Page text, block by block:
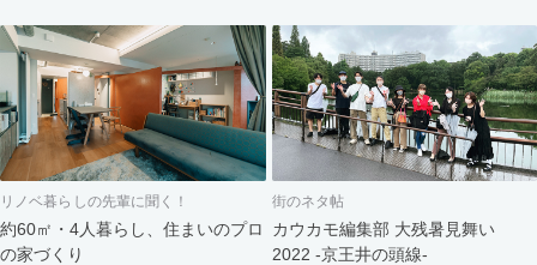
リノベ暮らしの先輩に聞く！
約60㎡・4人暮らし、住まいのプロ
の家づくり
街のネタ帖
カウカモ編集部 大残暑見舞い
2022 -京王井の頭線-